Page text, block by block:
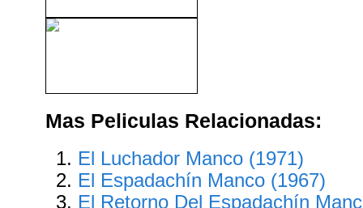
Mas Peliculas Relacionadas:
El Luchador Manco (1971)
El Espadachín Manco (1967)
El Retorno Del Espadachín